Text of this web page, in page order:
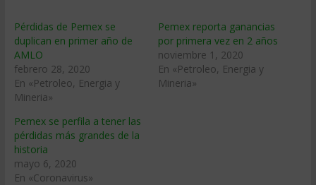
Pérdidas de Pemex se
duplican en primer año de
AMLO
febrero 28, 2020
En «Petroleo, Energia y
Mineria»
Pemex reporta ganancias
por primera vez en 2 años
noviembre 1, 2020
En «Petroleo, Energia y
Mineria»
Pemex se perfila a tener las
pérdidas más grandes de la
historia
mayo 6, 2020
En «Coronavirus»